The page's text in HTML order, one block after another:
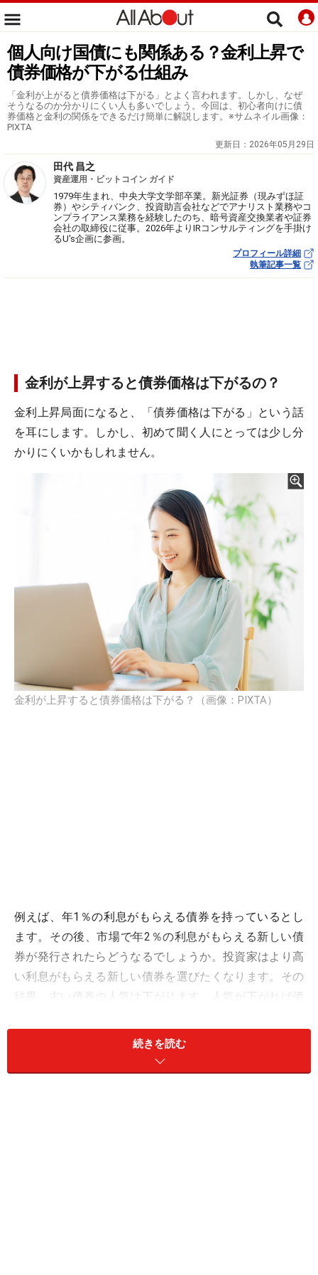
個人向け国債にも関係ある？金利上昇で
債券価格が下がる仕組み
「金利が上がると債券価格は下がる」とよく言われます。しかし、なぜ
そうなるのか分かりにくい人も多いでしょう。今回は、初心者向けに債
券価格と金利の関係をできるだけ簡単に解説します。※サムネイル画像：
PIXTA
更新日： 2026年05月29日
田代 昌之
資産運用・ビットコイン ガイド
1979年生まれ、中央大学文学部卒業。新光証券（現みずほ証
券）やシティバンク、投資助言会社などでアナリスト業務やコ
ンプライアンス業務を経験したのち、暗号資産交換業者や証券
会社の取締役に従事。2026年よりIRコンサルティングを手掛け
るU's企画に参画。
プロフィール詳細
執筆記事一覧
金利が上昇すると債券価格は下がるの？
金利上昇局面になると、「債券価格は下がる」という話
を耳にします。しかし、初めて聞く人にとっては少し分
かりにくいかもしれません。
金利が上昇すると債券価格は下がる？（画像：PIXTA）
例えば、年1％の利息がもらえる債券を持っているとし
ます。その後、市場で年2％の利息がもらえる新しい債
券が発行されたらどうなるでしょうか。投資家はより高
い利息がもらえる新しい債券を選びたくなります。その
結果、古い債券の人気は下がります。人気が下がれば価
がる」と言われる理由です。
逆に、市場金利が低下すると、以前発行された高金利の
続きを読む